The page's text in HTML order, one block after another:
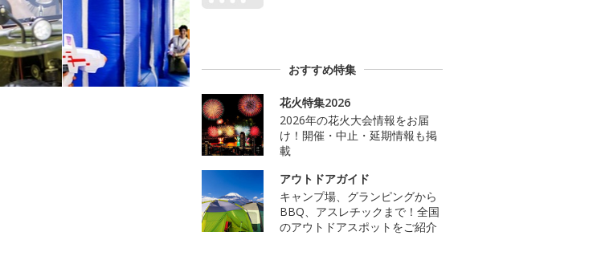
おすすめ特集
花火特集2026
2026年の花火大会情報をお届
け！開催・中止・延期情報も掲
載
アウトドアガイド
キャンプ場、グランピングから
BBQ、アスレチックまで！全国
のアウトドアスポットをご紹介